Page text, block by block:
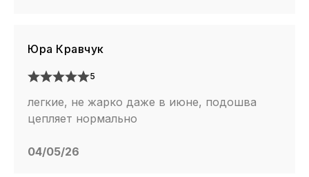
Юра Кравчук
5
легкие, не жарко даже в июне, подошва
цепляет нормально
04/05/26